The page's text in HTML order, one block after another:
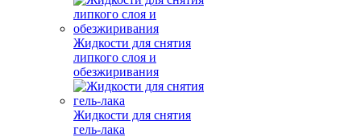
Жидкости для снятия
липкого слоя и
обезжиривания
Жидкости для снятия
гель-лака